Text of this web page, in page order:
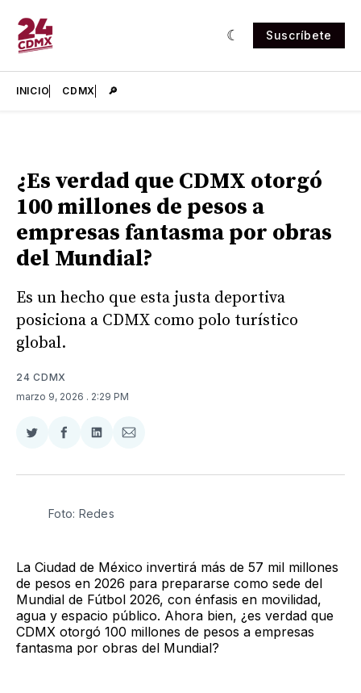
Suscríbete
INICIO CDMX 🔎
¿Es verdad que CDMX otorgó
100 millones de pesos a
empresas fantasma por obras
del Mundial?
Es un hecho que esta justa deportiva
posiciona a CDMX como polo turístico
global.
24 CDMX
marzo 9, 2026 . 2:29 PM
Compartir
Twitter
Compartir
Facebook
Compartir
LinkedIn
Compartir
Email
Foto: Redes
La Ciudad de México invertirá más de 57 mil millones
de pesos en 2026 para prepararse como sede del
Mundial de Fútbol 2026, con énfasis en movilidad,
agua y espacio público. Ahora bien, ¿es verdad que
CDMX otorgó 100 millones de pesos a empresas
fantasma por obras del Mundial?